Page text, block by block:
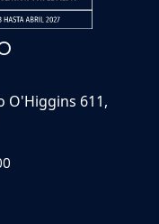
O'Higgins 611,